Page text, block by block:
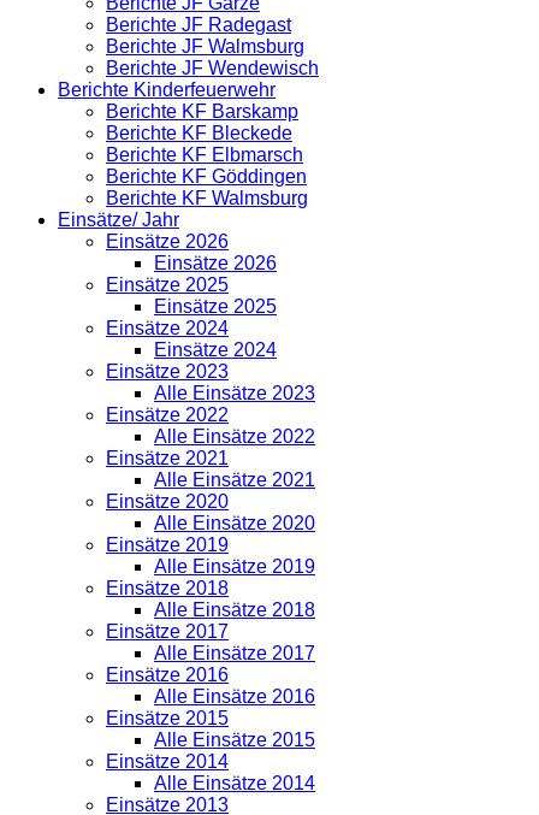
Berichte JF Radegast
Berichte JF Walmsburg
Berichte JF Wendewisch
Berichte Kinderfeuerwehr
Berichte KF Barskamp
Berichte KF Bleckede
Berichte KF Elbmarsch
Berichte KF Göddingen
Berichte KF Walmsburg
Einsätze/ Jahr
Einsätze 2026
Einsätze 2026
Einsätze 2025
Einsätze 2025
Einsätze 2024
Einsätze 2024
Einsätze 2023
Alle Einsätze 2023
Einsätze 2022
Alle Einsätze 2022
Einsätze 2021
Alle Einsätze 2021
Einsätze 2020
Alle Einsätze 2020
Einsätze 2019
Alle Einsätze 2019
Einsätze 2018
Alle Einsätze 2018
Einsätze 2017
Alle Einsätze 2017
Einsätze 2016
Alle Einsätze 2016
Einsätze 2015
Alle Einsätze 2015
Einsätze 2014
Alle Einsätze 2014
Einsätze 2013